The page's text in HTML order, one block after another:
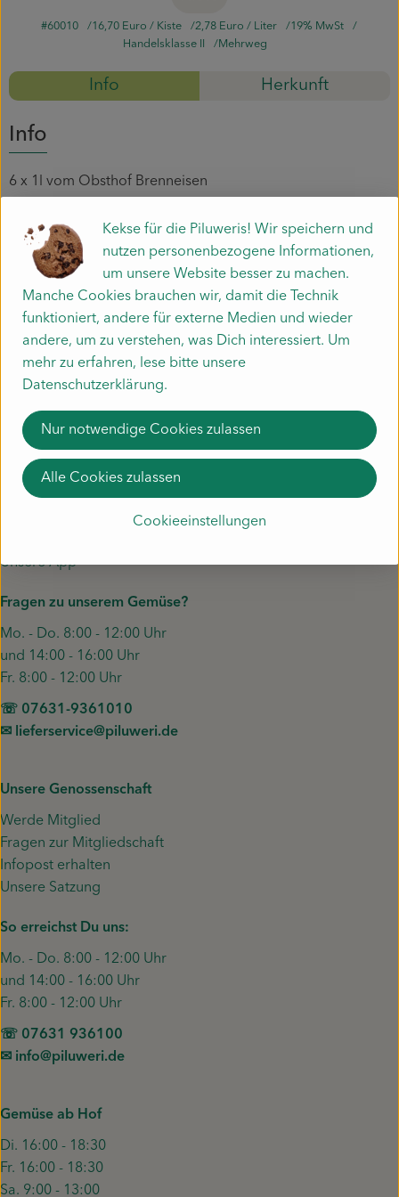
#60010 16,70 Euro/ Kiste 2,78 Euro/ Liter
19% MwSt
Handelsklasse II
Mehrweg
Info Herkunft
Info
6 x 1l vom Obsthof Brenneisen
Produktinformationen
Herkunft
Hersteller: .
Brenneisen
Unser Gemüse
Liefergebiet
Häufige Fragen zur Kiste
Unsere App
Fragen zu unserem Gemüse?
Mo. - Do. 8:00 - 12:00 Uhr
und 14:00 - 16:00 Uhr
Fr. 8:00 - 12:00 Uhr
☏ 07631-9361010
✉︎ lieferservice@piluweri.de
Unsere Genossenschaft
Werde Mitglied
Fragen zur Mitgliedschaft
Infopost erhalten
Unsere Satzung
So erreichst Du uns:
Mo. - Do. 8:00 - 12:00 Uhr
und 14:00 - 16:00 Uhr
Fr. 8:00 - 12:00 Uhr
☏ 07631 936100
✉︎ info@piluweri.de
Gemüse ab Hof
Di. 16:00 - 18:30
Fr. 16:00 - 18:30
Sa. 9:00 - 13:00
Kekse für die Piluweris! Wir speichern und
nutzen personenbezogene Informationen,
um unsere Website besser zu machen.
Manche Cookies brauchen wir, damit die Technik
funktioniert, andere für externe Medien und wieder
andere, um zu verstehen, was Dich interessiert. Um
mehr zu erfahren, lese bitte unsere
Datenschutzerklärung.
Cookieeinstellungen
Nur notwendige Cookies zulassen
Alle Cookies zulassen